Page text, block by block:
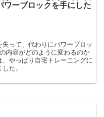
ワーブロックを手にした
って、代わりにパワーブロッ
内容がどのように変わるのか
やっぱり自宅トレーニングに
た。